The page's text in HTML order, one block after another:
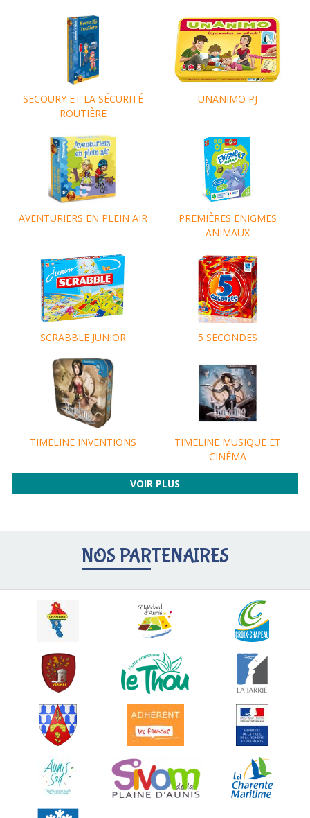
SECOURY ET LA SÉCURITÉ
ROUTIÈRE
UNANIMO PJ
AVENTURIERS EN PLEIN AIR
PREMIÈRES ENIGMES
ANIMAUX
SCRABBLE JUNIOR 5 SECONDES
TIMELINE INVENTIONS
TIMELINE MUSIQUE ET
CINÉMA
VOIR PLUS
NOS PARTENAIRES